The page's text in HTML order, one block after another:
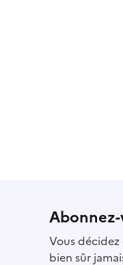
Vous décidez
bien sûr